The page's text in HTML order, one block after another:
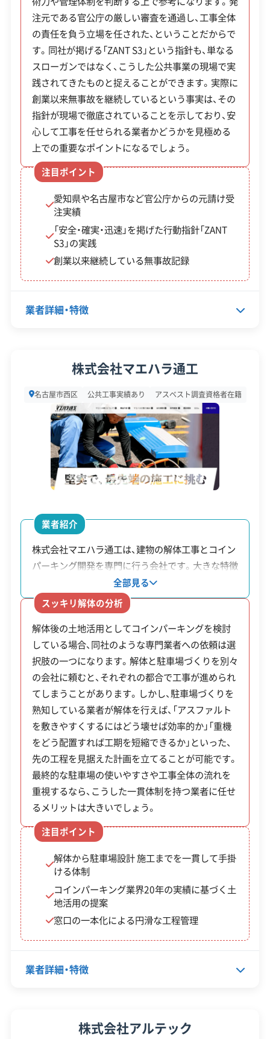
許可番号
【建設業許可】
愛知県知事：第102020号
【産業廃棄物収集運搬業許可】
岐阜県知事：第02100159141号
愛知県知事：第02300159141号
全部見る
この解体業者の特徴
企業経
験・規模
創業30年以上 公共工事の経験
対応工事 土木工事
保有資格
建設業許可
産業廃棄物収集運搬業許可
建築物石綿含有建材調査者
安全対
策・リス
ているのが、「ZANT S3」という行動指針です。これ
は「Safety（安全）」「Steady（確実）」「Speedy（迅
速）」の3つの頭文字をとったもので、創業以来の無
事故記録にもつながっています。工事では最新の低
騒音重機を使用するなど、近隣への配慮も大切にし
ています。
注元である官公庁の厳しい審査を通過し、工事全体
の責任を負う立場を任された、ということだからで
す。同社が掲げる「ZANT S3」という指針も、単なる
スローガンではなく、こうした公共事業の現場で実
践されてきたものと捉えることができます。実際に
創業以来無事故を継続しているという事実は、その
指針が現場で徹底されていることを示しており、安
心して工事を任せられる業者かどうかを見極める
上での重要なポイントになるでしょう。
注目ポイント
愛知県や名古屋市など官公庁からの元請け受
注実績
「安全・確実・迅速」を掲げた行動指針「ZANT
S3」の実践
創業以来継続している無事故記録
業者詳細・特徴
7
設立日 1995年10月16日
資本金 2,000万円
電話番号 052-938-6535
営業日
対応エリア 愛知県
木造 鉄骨造
対応業務 産業廃棄物収集運搬業
公式HP 公式サイトを見る
許可番号
【建設業許可】
愛知県知事：第109465号
【産業廃棄物収集運搬業許可】
岐阜県知事：第02100043158号
愛知県知事：第02300043158号
三重県知事：第02400043158号
全部見る
この解体業者の特徴
企業経
験・規模
創業30年以上 公共工事の経験
外構工事
保有資格
建設業許可
策・リス
ク管理
違反歴なし 現場清掃
顧客対
応・サー
株式会社マエハラ通工
名古屋市西区 公共工事実績あり アスベスト調査資格者在籍
業者紹介
株式会社マエハラ通工は、建物の解体工事とコイン
パーキング開発を専門に行う会社です。大きな特徴
は、解体から駐車場の設計・施工まで、すべての工程
を自社で一貫して対応している点です。そのため、
依頼者は複数の業者と個別に契約する必要がなく、
窓口を一本化して相談を進められます。コインパー
キング業界で20年の実績があり、その経験を基に、
土地の形状や周辺環境を考慮した活用法を提案し
ています。
全部見る
スッキリ解体の分析
解体後の土地活用としてコインパーキングを検討
している場合、同社のような専門業者への依頼は選
択肢の一つになります。解体と駐車場づくりを別々
の会社に頼むと、それぞれの都合で工事が進められ
てしまうことがあります。しかし、駐車場づくりを
熟知している業者が解体を行えば、「アスファルト
を敷きやすくするにはどう壊せば効率的か」「重機
をどう配置すれば工期を短縮できるか」といった、
先の工程を見据えた計画を立てることが可能です。
最終的な駐車場の使いやすさや工事全体の流れを
重視するなら、こうした一貫体制を持つ業者に任せ
るメリットは大きいでしょう。
注目ポイント
解体から駐車場設計 施工までを一貫して手掛
ける体制
コインパーキング業界20年の実績に基づく土
地活用の提案
窓口の一本化による円滑な工程管理
業者詳細・特徴
株式会社アルテック